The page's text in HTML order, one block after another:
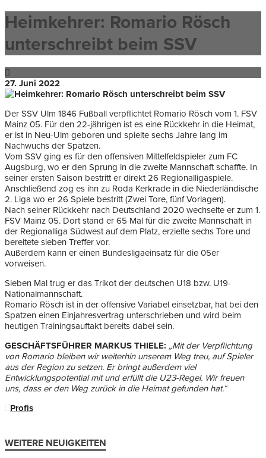
Heimkehrer: Romario Rösch
unterschreibt beim SSV
27. Juni 2022
Der SSV Ulm 1846 Fußball verpflichtet Romario Rösch vom 1. FSV
Mainz 05. Für den 22-jährigen ist es eine Rückkehr in die Heimat,
er ist in Neu-Ulm geboren und spielte sechs Jahre lang im
Nachwuchs der Spatzen.
Vom SSV ging es für den offensiven Mittelfeldspieler zum FC
Augsburg, wo er den Sprung in die zweite Mannschaft schaffte. In
seiner ersten Saison bestritt er direkt 26 Regionalligaspiele.
Anschließend zog es ihn zu Roda Kerkrade in die Niederländische
2. Liga wo er 26 Spiele bestritt (Zwei Tore, fünf Vorlagen).
Nach seiner Rückkehr nach Deutschland 2020 wechselte er zum 1.
FSV Mainz 05. Dort stand er 65 Mal für die zweite Mannschaft in
der Regionalliga Südwest auf dem Platz, erzielte sechs Tore und
bereitete sieben Treffer vor.
Außerdem kann er einen Bundesligaeinsatz für die 05er
vorweisen.
Sieben Mal trug er das Trikot der deutschen U18 bzw. U19-
Nationalmannschaft.
Romario Rösch ist in der offensive Variabel einsetzbar, hat bei den
Spatzen einen Einjahresvertrag unterschrieben und wird beim
heutigen Trainingsauftakt bereits dabei sein.
GESCHÄFTSFÜHRER MARKUS THIELE: „Mit der Verpflichtung
von Romario bleiben wir weiterhin unserem Weg treu, auf Spieler
aus der Region zu setzen. Er bringt außerdem viel
Entwicklungspotential mit und erfüllt die U23-Regel. Wir freuen
uns, dass er den Weg zurück in die Heimat gefunden hat.“
Profis
WEITERE NEUIGKEITEN